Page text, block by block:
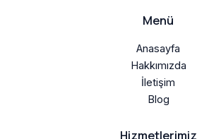
Menü
Anasayfa
Hakkımızda
İletişim
Blog
Hizmetlerimiz